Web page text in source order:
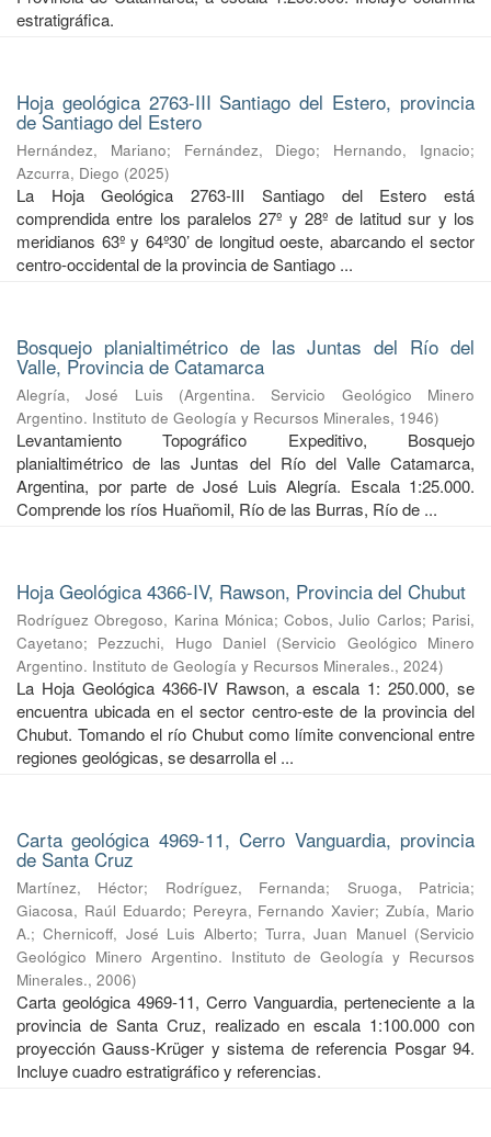
estratigráfica.
Hoja geológica 2763-III Santiago del Estero, provincia
de Santiago del Estero
Hernández, Mariano; Fernández, Diego; Hernando, Ignacio;
Azcurra, Diego (2025)
La Hoja Geológica 2763-III Santiago del Estero está
comprendida entre los paralelos 27º y 28º de latitud sur y los
meridianos 63º y 64º30’ de longitud oeste, abarcando el sector
centro-occidental de la provincia de Santiago ...
Bosquejo planialtimétrico de las Juntas del Río del
Valle, Provincia de Catamarca
Alegría, José Luis (Argentina. Servicio Geológico Minero
Argentino. Instituto de Geología y Recursos Minerales, 1946)
Levantamiento Topográfico Expeditivo, Bosquejo
planialtimétrico de las Juntas del Río del Valle Catamarca,
Argentina, por parte de José Luis Alegría. Escala 1:25.000.
Comprende los ríos Huañomil, Río de las Burras, Río de ...
Hoja Geológica 4366-IV, Rawson, Provincia del Chubut
Rodríguez Obregoso, Karina Mónica;Cobos, Julio Carlos; Parisi,
Cayetano; Pezzuchi, Hugo Daniel (Servicio Geológico Minero
Argentino. Instituto de Geología y Recursos Minerales., 2024)
La Hoja Geológica 4366-IV Rawson, a escala 1: 250.000, se
encuentra ubicada en el sector centro-este de la provincia del
Chubut. Tomando el río Chubut como límite convencional entre
regiones geológicas, se desarrolla el ...
Carta geológica 4969-11, Cerro Vanguardia, provincia
de Santa Cruz
Martínez, Héctor; Rodríguez, Fernanda; Sruoga, Patricia;
Giacosa, Raúl Eduardo; Pereyra, Fernando Xavier;Zubía, Mario
A.;Chernicoff, José Luis Alberto; Turra, Juan Manuel (Servicio
Geológico Minero Argentino. Instituto de Geología y Recursos
Minerales., 2006)
Carta geológica 4969-11, Cerro Vanguardia, perteneciente a la
provincia de Santa Cruz, realizado en escala 1:100.000 con
proyección Gauss-Krüger y sistema de referencia Posgar 94.
Incluye cuadro estratigráfico y referencias.